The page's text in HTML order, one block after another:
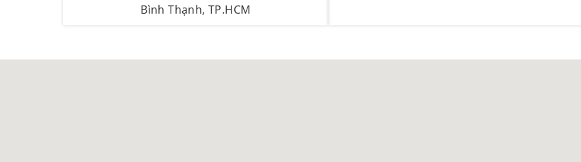
Bình Thạnh, TP.HCM